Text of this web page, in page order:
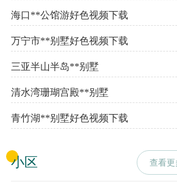
海口**公馆游好色视频下载
万宁市**别墅好色视频下载
三亚半山半岛**别墅
清水湾珊瑚宫殿**别墅
青竹湖**别墅好色视频下载
小区 查看更